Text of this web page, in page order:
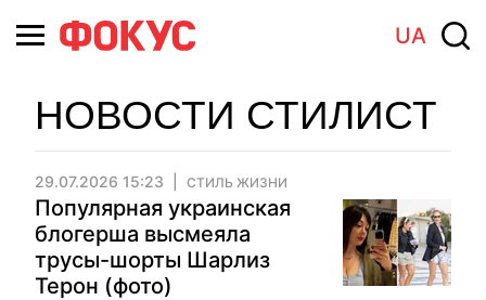
UA
НОВОСТИ СТИЛИСТ
29.07.2026 15:23 СТИЛЬ ЖИЗНИ
Популярная украинская
блогерша высмеяла
трусы-шорты Шарлиз
Терон (фото)